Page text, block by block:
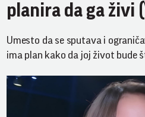
planira da ga živi
Umesto da se sputava i
ima plan kako da joj život bude